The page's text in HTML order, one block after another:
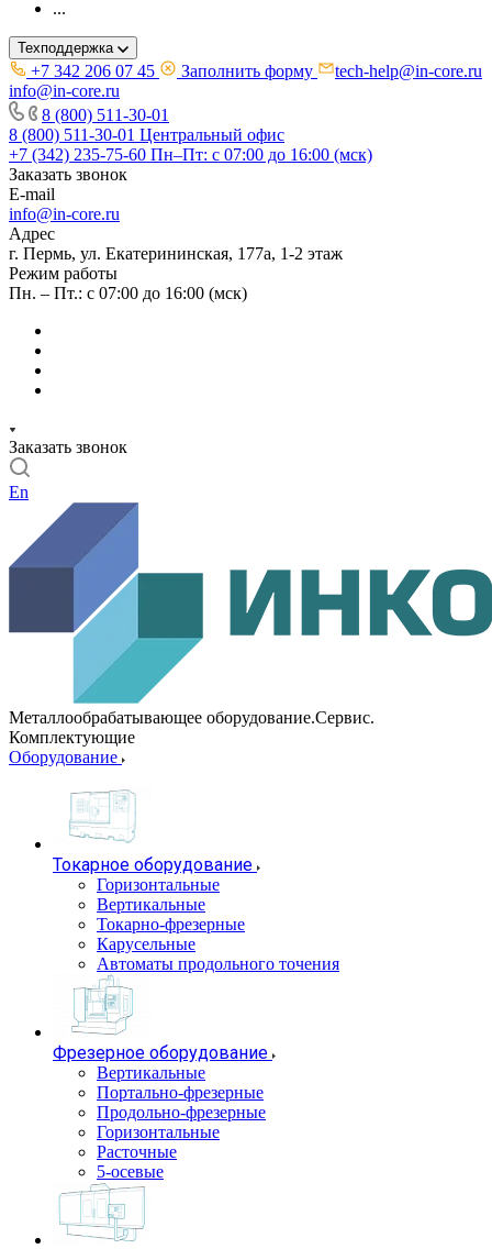
...
Техподдержка
+7 342 206 07 45 Заполнить форму
tech-help@in-core.ru
info@in-core.ru
8 (800) 511-30-01
8 (800) 511-30-01 Центральный офис
+7 (342) 235-75-60 Пн–Пт: с 07:00 до 16:00 (мск)
Заказать звонок
E-mail
info@in-core.ru
Адрес
г. Пермь, ул. ​Екатерининская, 177а, ​1-2 этаж
Режим работы
Пн. – Пт.: с 07:00 до 16:00 (мск)
Заказать звонок
En
Металлообрабатывающее оборудование.Сервис.
Комплектующие
Оборудование
Токарное оборудование
Горизонтальные
Вертикальные
Токарно-фрезерные
Карусельные
Автоматы продольного точения
Фрезерное оборудование
Вертикальные
Портально-фрезерные
Продольно-фрезерные
Горизонтальные
Расточные
5-осевые